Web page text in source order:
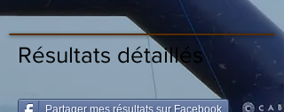
Résultats détaillés
Partager mes résultats sur Facebook